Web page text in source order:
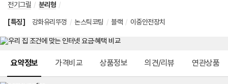
전기그릴 / 분리형 /
[특징] 강화유리뚜껑 / 논스틱코팅 / 블랙 / 이중안전장치
요약정보 가격비교 상품정보 의견/리뷰 연관상품